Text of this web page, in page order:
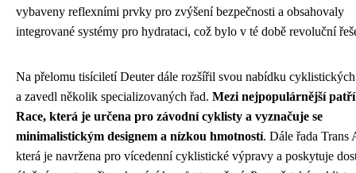
vybaveny reflexními prvky pro zvýšení bezpečnosti a obsahovaly
integrované systémy pro hydrataci, což bylo v té době revoluční
Na přelomu tisíciletí Deuter dále rozšířil svou nabídku
a zavedl několik specializovaných řad. Mezi nejpopulárnější
Race, která je určena pro závodní cyklisty a vyznačuje se
minimalistickým designem a nízkou hmotností. Dále řada Trans
která je navržena pro vícedenní cyklistické výpravy a poskytuje